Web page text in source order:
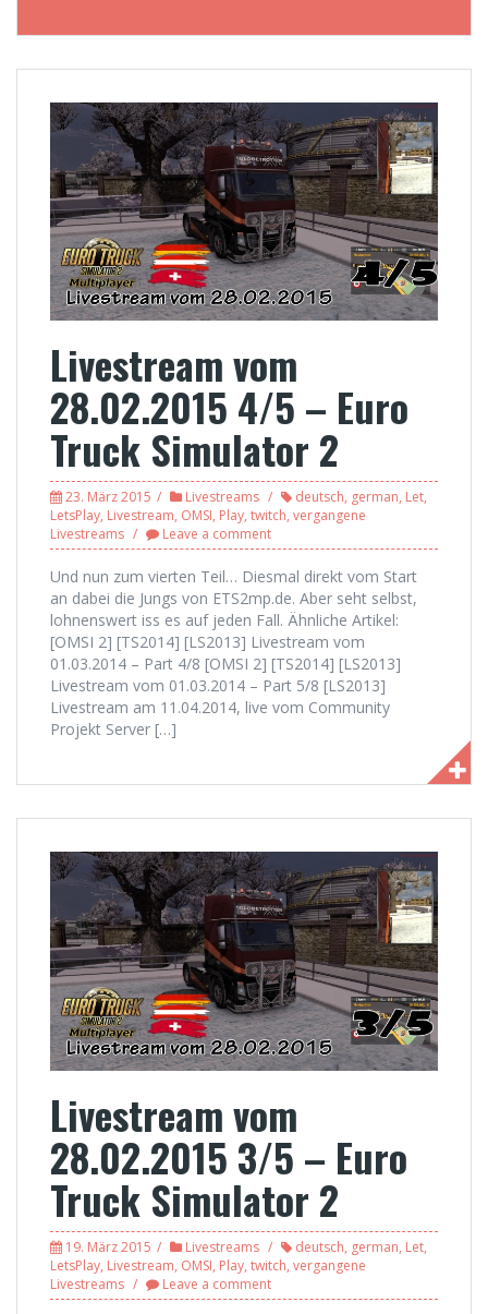
Livestream vom
28.02.2015 4/5 – Euro
Truck Simulator 2
23. März 2015 Livestreams deutsch, german, Let,
LetsPlay, Livestream, OMSI, Play, twitch, vergangene
Livestreams
Leave a comment
Und nun zum vierten Teil… Diesmal direkt vom Start
an dabei die Jungs von ETS2mp.de. Aber seht selbst,
lohnenswert iss es auf jeden Fall. Ähnliche Artikel:
[OMSI 2] [TS2014] [LS2013] Livestream vom
01.03.2014 – Part 4/8 [OMSI 2] [TS2014] [LS2013]
Livestream vom 01.03.2014 – Part 5/8 [LS2013]
Livestream am 11.04.2014, live vom Community
Projekt Server […]
Livestream vom
28.02.2015 3/5 – Euro
Truck Simulator 2
19. März 2015 Livestreams deutsch, german, Let,
LetsPlay, Livestream, OMSI, Play, twitch, vergangene
Livestreams
Leave a comment